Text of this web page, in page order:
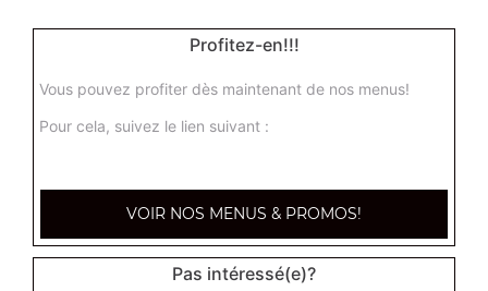
6 ingrédients au choix
16.00€
Profitez-en!!!
Vous pouvez profiter dès maintenant de nos menus!
Pour cela, suivez le lien suivant :
VOIR NOS MENUS & PROMOS!
Pas intéressé(e)?